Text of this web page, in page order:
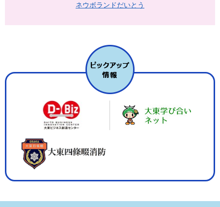
ネウボランドだいとう